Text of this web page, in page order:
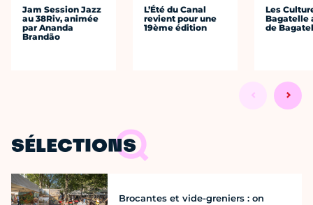
Jam Session Jazz
au 38Riv, animée
par Ananda
Brandão
L’Été du Canal
revient pour une
19ème édition
Les
Bagatelle
de
SÉLECTIONS
Brocantes et vide-greniers : on